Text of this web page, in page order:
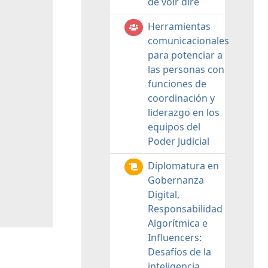
Herramientas
comunicacionales
para potenciar a
las personas con
funciones de
coordinación y
liderazgo en los
equipos del
Poder Judicial
Diplomatura en
Gobernanza
Digital,
Responsabilidad
Algorítmica e
Influencers:
Desafíos de la